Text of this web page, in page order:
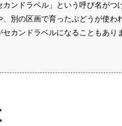
ンドラベル」という呼び名がつ
別の区画で育ったぶどうが使わ
カンドラベルになることもあり